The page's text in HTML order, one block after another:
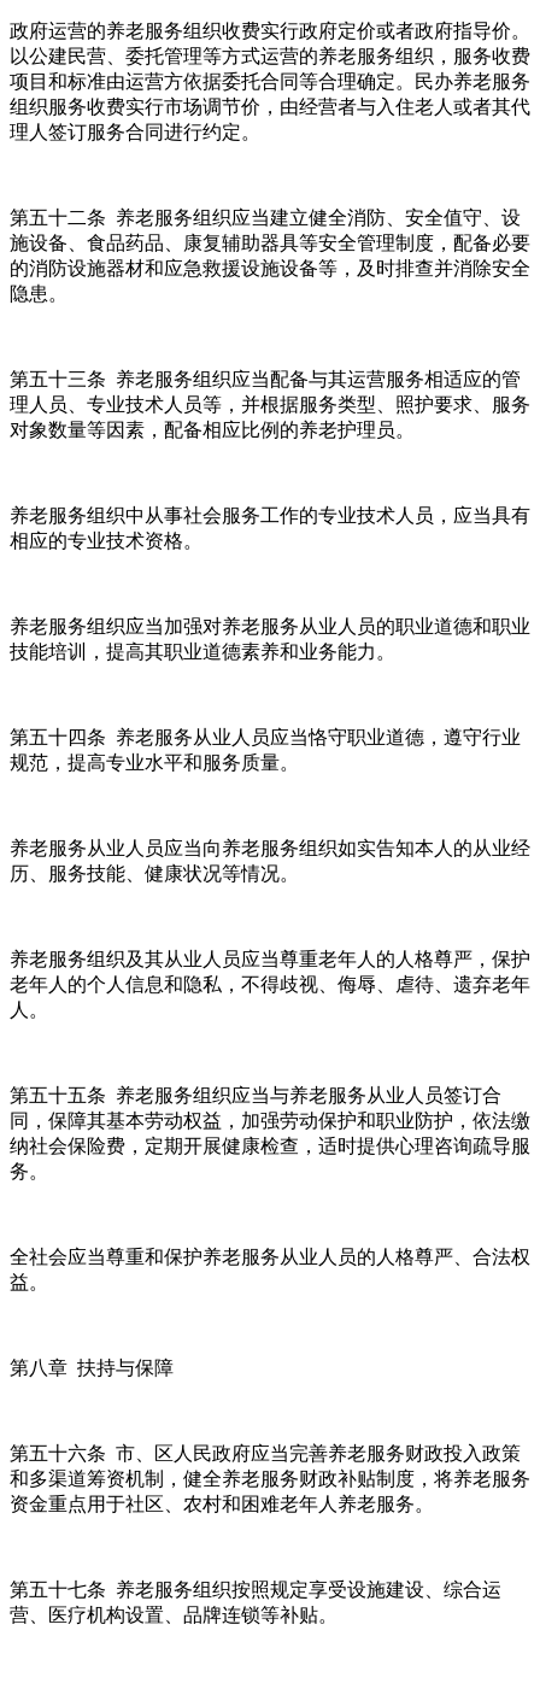
政府运营的养老服务组织收费实行政府定价或者政府指导价。
以公建民营、委托管理等方式运营的养老服务组织，服务收费
项目和标准由运营方依据委托合同等合理确定。民办养老服务
组织服务收费实行市场调节价，由经营者与入住老人或者其代
理人签订服务合同进行约定。
第五十二条 养老服务组织应当建立健全消防、安全值守、设
施设备、食品药品、康复辅助器具等安全管理制度，配备必要
的消防设施器材和应急救援设施设备等，及时排查并消除安全
隐患。
第五十三条 养老服务组织应当配备与其运营服务相适应的管
理人员、专业技术人员等，并根据服务类型、照护要求、服务
对象数量等因素，配备相应比例的养老护理员。
养老服务组织中从事社会服务工作的专业技术人员，应当具有
相应的专业技术资格。
养老服务组织应当加强对养老服务从业人员的职业道德和职业
技能培训，提高其职业道德素养和业务能力。
第五十四条 养老服务从业人员应当恪守职业道德，遵守行业
规范，提高专业水平和服务质量。
养老服务从业人员应当向养老服务组织如实告知本人的从业经
历、服务技能、健康状况等情况。
养老服务组织及其从业人员应当尊重老年人的人格尊严，保护
老年人的个人信息和隐私，不得歧视、侮辱、虐待、遗弃老年
人。
第五十五条 养老服务组织应当与养老服务从业人员签订合
同，保障其基本劳动权益，加强劳动保护和职业防护，依法缴
纳社会保险费，定期开展健康检查，适时提供心理咨询疏导服
务。
全社会应当尊重和保护养老服务从业人员的人格尊严、合法权
益。
第八章 扶持与保障
第五十六条 市、区人民政府应当完善养老服务财政投入政策
和多渠道筹资机制，健全养老服务财政补贴制度，将养老服务
资金重点用于社区、农村和困难老年人养老服务。
第五十七条 养老服务组织按照规定享受设施建设、综合运
营、医疗机构设置、品牌连锁等补贴。